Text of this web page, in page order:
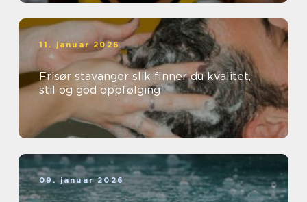
11. januar 2026
Frisør stavanger slik finner du kvalitet,
stil og god oppfølging
09. januar 2026